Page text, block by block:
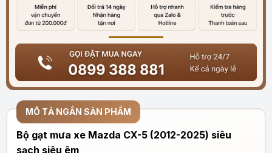
MÔ TẢ NGẮN SẢN PHẨM
Bộ gạt mưa xe Mazda CX-5 (2012-2025) siêu
sạch siêu êm